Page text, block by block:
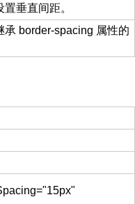
垂直间距。
承 border-spacing 属性的